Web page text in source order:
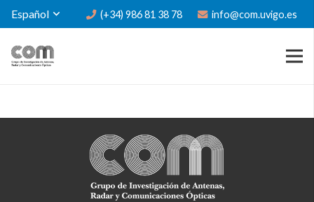
Español (+34) 986 81 38 78 info@com.uvigo.es